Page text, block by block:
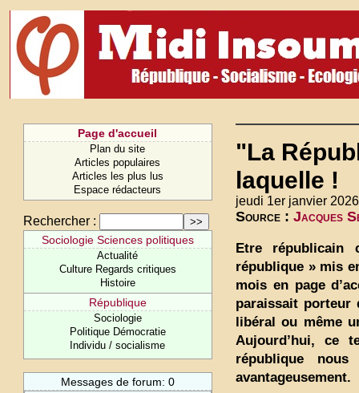
Page d'accueil
Plan du site
Articles populaires
Articles les plus lus
Espace rédacteurs
Rechercher :
Sociologie Sciences politiques
Actualité
Culture Regards critiques
Histoire
République
Sociologie
Politique Démocratie
Individu / socialisme
Messages de forum: 0
"La
laquelle !
jeudi 1er janvier
Source : Jacques
Etre
république » mis
mois en page
paraissait porteur
libéral ou même
Aujourd’hui, ce
république
avantageusement.